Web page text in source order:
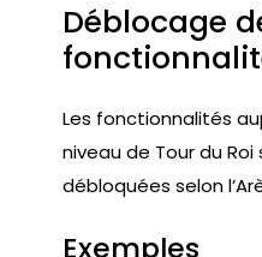
Déblocage
Les fonctionnalités
niveau de Tour du
débloquées selon
Exemples